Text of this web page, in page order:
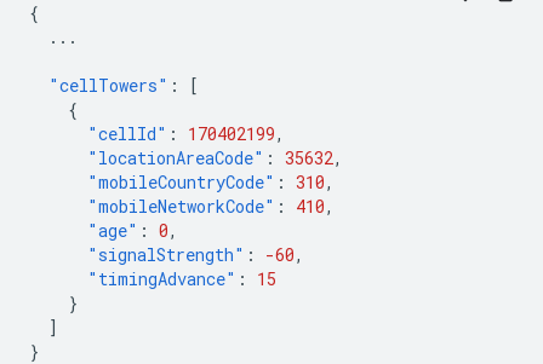
{
...
"cellTowers" :
[
{
"cellId" : 170402199,
"locationAreaCode" : 35632,
"mobileCountryCode" : 310,
"mobileNetworkCode" : 410,
"age" : 0,
"signalStrength" : -60,
"timingAdvance" :
15
}
]
}